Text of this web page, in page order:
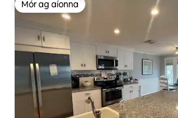
Mór ag aíonna
Mór ag aíonna